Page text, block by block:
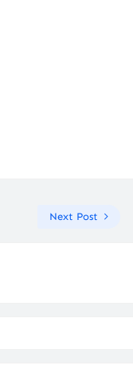
Next Post